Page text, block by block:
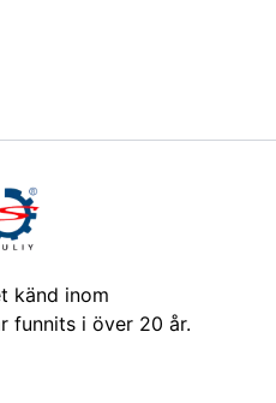
känd inom
funnits i över 20 år.